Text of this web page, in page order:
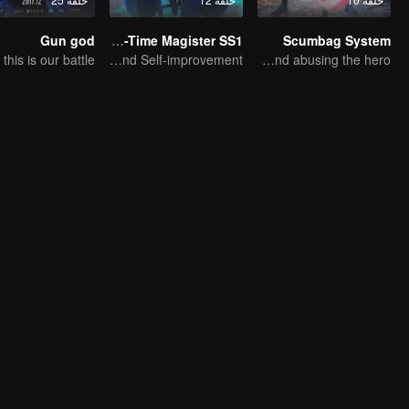
Scumbag System
An ordinary youth crossing as a villain into the book and abusing the hero!
Full-Time Magister SS1
The Way to Growth, Encouragement and Self-improvement
Gun god